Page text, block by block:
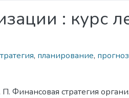
: курс
, планирование,
Финансовая стратегия